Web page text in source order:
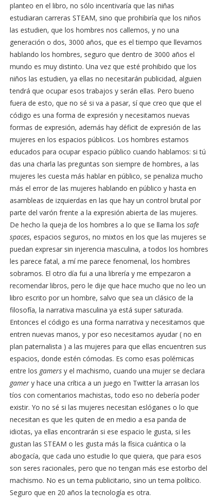
planteo en el libro, no sólo incentivaría que las niñas
estudiaran carreras STEAM, sino que prohibiría que los niños
las estudien, que los hombres nos callemos, y no una
generación o dos, 3000 años, que es el tiempo que llevamos
hablando los hombres, seguro que dentro de 3000 años el
mundo es muy distinto. Una vez que esté prohibido que los
niños las estudien, ya ellas no necesitarán publicidad, alguien
tendrá que ocupar esos trabajos y serán ellas. Pero bueno
fuera de esto, que no sé si va a pasar, sí que creo que que el
código es una forma de expresión y necesitamos nuevas
formas de expresión, además hay déficit de expresión de las
mujeres en los espacios públicos. Los hombres estamos
educados para ocupar espacio público cuando hablamos: si tú
das una charla las preguntas son siempre de hombres, a las
mujeres les cuesta más hablar en público, se penaliza mucho
más el error de las mujeres hablando en público y hasta en
asambleas de izquierdas en las que hay un control brutal por
parte del varón frente a la expresión abierta de las mujeres.
De hecho la queja de los hombres a lo que se llama los safe
spaces, espacios seguros, no mixtos en los que las mujeres se
puedan expresar sin injerencia masculina, a todos los hombres
les parece fatal, a mí me parece fenomenal, los hombres
sobramos. El otro día fui a una librería y me empezaron a
recomendar libros, pero le dije que hace mucho que no leo un
libro escrito por un hombre, salvo que sea un clásico de la
filosofía, la narrativa masculina ya está super saturada.
Entonces el código es una forma narrativa y necesitamos que
entren nuevas manos, y por eso necesitamos ayudar ( no en
plan paternalista ) a las mujeres para que ellas encuentren sus
espacios, donde estén cómodas. Es como esas polémicas
entre los gamers y el machismo, cuando una mujer se declara
gamer y hace una crítica a un juego en Twitter la arrasan los
tíos con comentarios machistas, todo eso no debería poder
existir. Yo no sé si las mujeres necesitan eslóganes o lo que
necesitan es que les quiten de en medio a esa panda de
idiotas, ya ellas encontrarán si ese espacio le gusta, si les
gustan las STEAM o les gusta más la física cuántica o la
abogacía, que cada uno estudie lo que quiera, que para esos
son seres racionales, pero que no tengan más ese estorbo del
machismo. No es un tema publicitario, sino un tema político.
Seguro que en 20 años la tecnología es otra.